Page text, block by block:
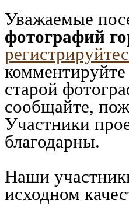
Уважаемые
фотографий
старой
сообщайте,
Участники
благодарны.
Наши
исходном